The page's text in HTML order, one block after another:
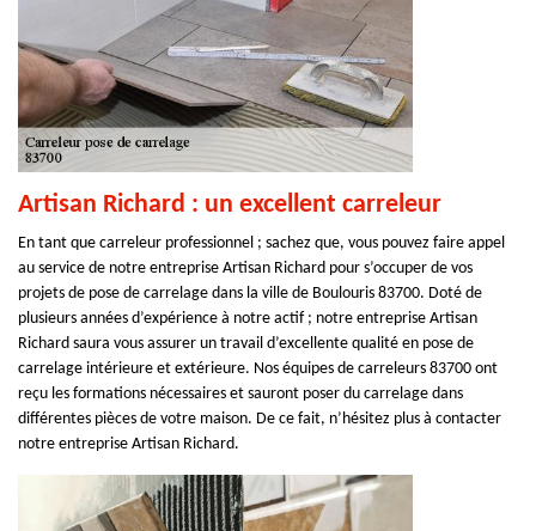
Artisan Richard : un excellent carreleur
En tant que carreleur professionnel ; sachez que, vous pouvez faire appel
au service de notre entreprise Artisan Richard pour s’occuper de vos
projets de pose de carrelage dans la ville de Boulouris 83700. Doté de
plusieurs années d’expérience à notre actif ; notre entreprise Artisan
Richard saura vous assurer un travail d’excellente qualité en pose de
carrelage intérieure et extérieure. Nos équipes de carreleurs 83700 ont
reçu les formations nécessaires et sauront poser du carrelage dans
différentes pièces de votre maison. De ce fait, n’hésitez plus à contacter
notre entreprise Artisan Richard.